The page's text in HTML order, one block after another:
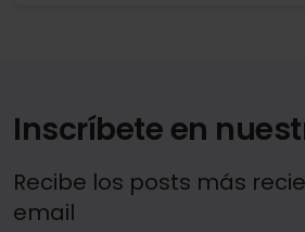
Inscríbete en
Recibe los posts más
email